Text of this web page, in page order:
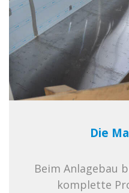
Die
Beim Anlagebau
komplette